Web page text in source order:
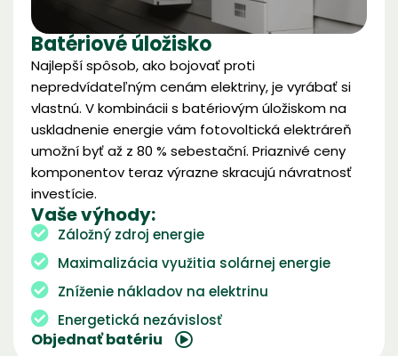
Batériové úložisko
Najlepší spôsob, ako bojovať proti
nepredvídateľným cenám elektriny, je vyrábať si
vlastnú. V kombinácii s batériovým úložiskom na
uskladnenie energie vám fotovoltická elektráreň
umožní byť až z 80 % sebestační. Priaznivé ceny
komponentov teraz výrazne skracujú návratnosť
investície.
Vaše výhody:
Záložný zdroj energie
Maximalizácia využitia solárnej energie
Zníženie nákladov na elektrinu
Energetická nezávislosť
Objednať batériu